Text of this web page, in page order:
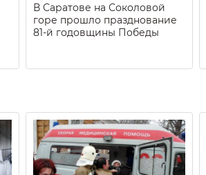
В Саратове на Соколовой
горе прошло празднование
81-й годовщины Победы